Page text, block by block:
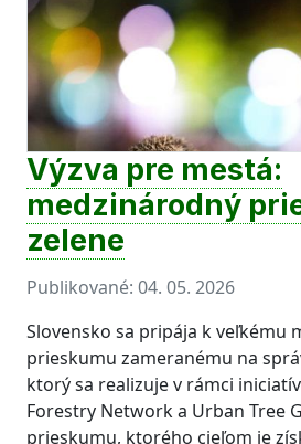
Výzva pre mestá:
medzinárodný
zelene
Publikované: 04. 05. 2026
Slovensko sa pripája k veľkému
prieskumu zameranému na
ktorý sa realizuje v rámci iniciatív
Forestry Network a Urban Tree
prieskumu, ktorého cieľom je